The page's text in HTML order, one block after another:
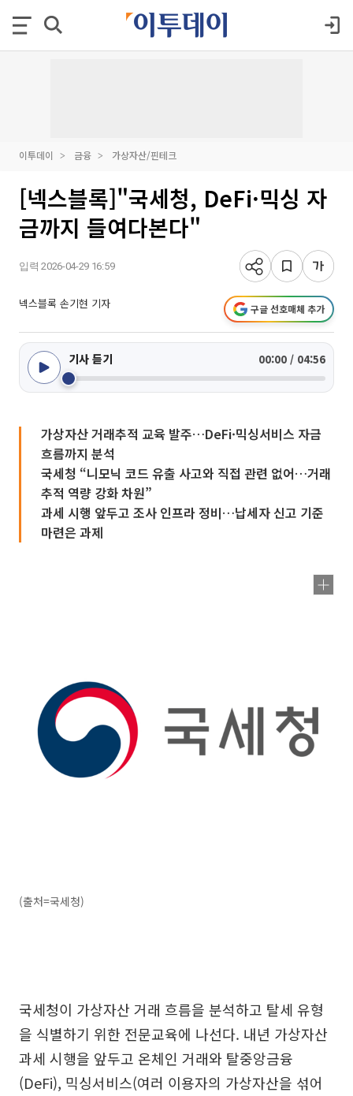
이투데이 금융 가상자산/핀테크
[넥스블록]"국세청, DeFi·믹싱 자
금까지 들여다본다"
입력 2026-04-29 16:59
넥스블록 손기현 기자 구글 선호매체 추가
기사 듣기 00:00 / 04:56
가상자산 거래추적 교육 발주…DeFi·믹싱서비스 자금
흐름까지 분석
국세청 “니모닉 코드 유출 사고와 직접 관련 없어…거래
추적 역량 강화 차원”
과세 시행 앞두고 조사 인프라 정비…납세자 신고 기준
마련은 과제
(출처=국세청)
국세청이 가상자산 거래 흐름을 분석하고 탈세 유형
을 식별하기 위한 전문교육에 나선다. 내년 가상자산
과세 시행을 앞두고 온체인 거래와 탈중앙금융
(DeFi), 믹싱서비스(여러 이용자의 가상자산을 섞어